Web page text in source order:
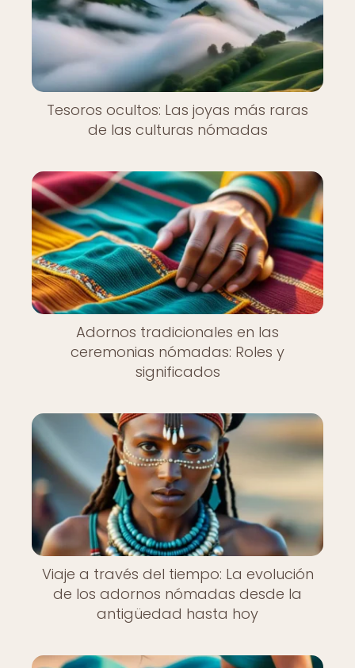
Tesoros ocultos: Las joyas más raras
de las culturas nómadas
Adornos tradicionales en las
ceremonias nómadas: Roles y
significados
Viaje a través del tiempo: La evolución
de los adornos nómadas desde la
antigüedad hasta hoy